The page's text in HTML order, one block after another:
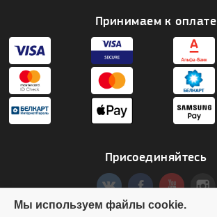
Принимаем к оплате
Присоединяйтесь
Мы используем файлы cookie.